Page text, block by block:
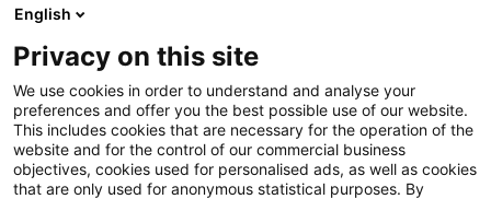
Facebook LinkedIn Instagram
English
Privacy on this site
We use cookies in order to understand and analyse your
preferences and offer you the best possible use of our website.
This includes cookies that are necessary for the operation of the
website and for the control of our commercial business
objectives, cookies used for personalised ads, as well as cookies
that are only used for anonymous statistical purposes. By